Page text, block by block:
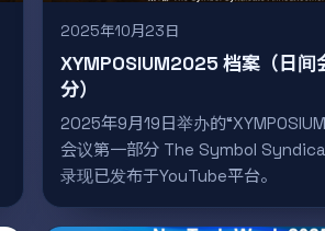
2025年10月23日
XYMPOSIUM2025 档案（日间
分）
2025年9月19日举办的
会议第一部分 The Symbol
录现已发布于YouTube平台。